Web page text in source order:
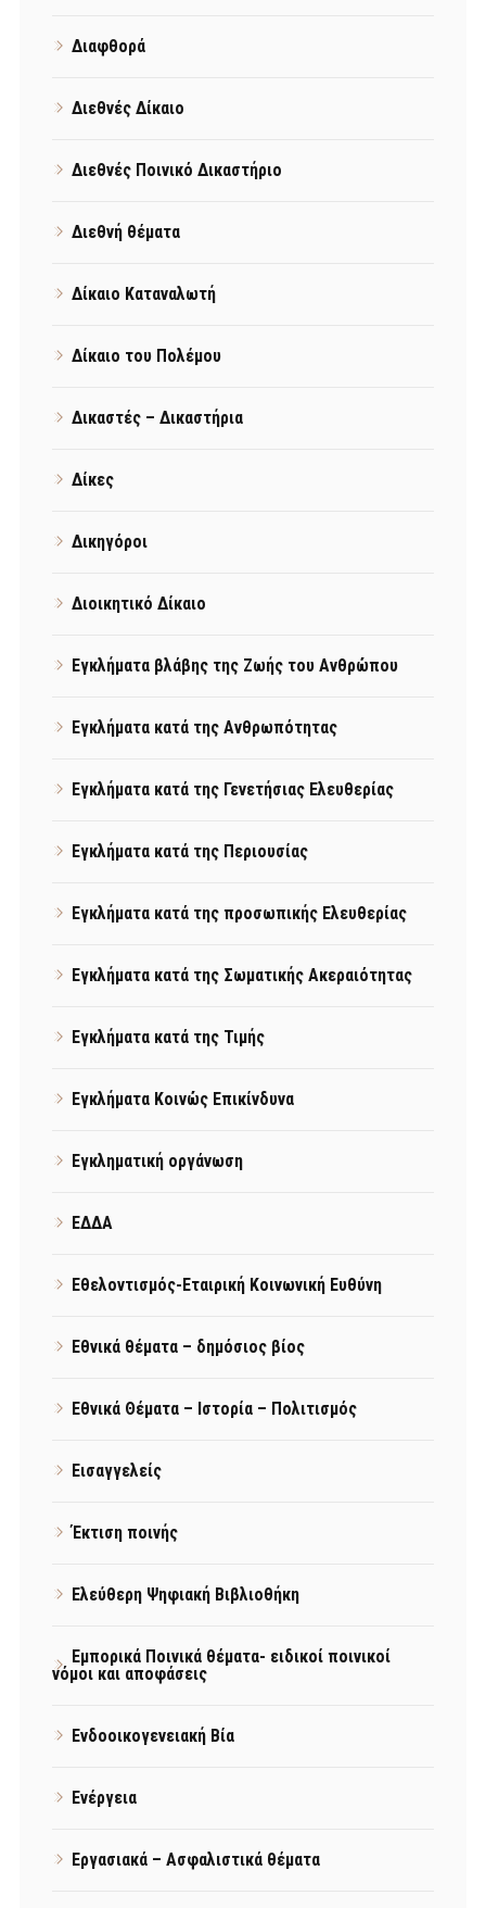
Διαφθορά
Διεθνές Δίκαιο
Διεθνές Ποινικό Δικαστήριο
Διεθνή θέματα
Δίκαιο Καταναλωτή
Δίκαιο του Πολέμου
Δικαστές – Δικαστήρια
Δίκες
Δικηγόροι
Διοικητικό Δίκαιο
Εγκλήματα βλάβης της Ζωής του Ανθρώπου
Εγκλήματα κατά της Ανθρωπότητας
Εγκλήματα κατά της Γενετήσιας Ελευθερίας
Εγκλήματα κατά της Περιουσίας
Εγκλήματα κατά της προσωπικής Ελευθερίας
Εγκλήματα κατά της Σωματικής Ακεραιότητας
Εγκλήματα κατά της Τιμής
Εγκλήματα Κοινώς Επικίνδυνα
Εγκληματική οργάνωση
ΕΔΔΑ
Εθελοντισμός-Εταιρική Κοινωνική Ευθύνη
Εθνικά θέματα – δημόσιος βίος
Εθνικά Θέματα – Ιστορία – Πολιτισμός
Εισαγγελείς
Έκτιση ποινής
Ελεύθερη Ψηφιακή Βιβλιοθήκη
Εμπορικά Ποινικά θέματα- ειδικοί ποινικοί
νόμοι και αποφάσεις
Ενδοοικογενειακή Βία
Ενέργεια
Εργασιακά – Ασφαλιστικά θέματα